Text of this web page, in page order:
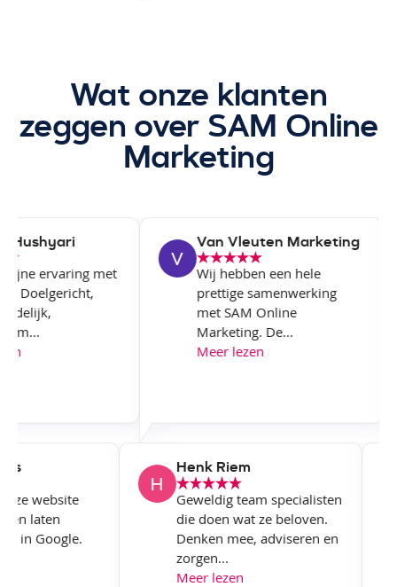
Wat onze klanten
zeggen over SAM Online
Marketing
ervaring met
Doelgericht,
Van Vleuten Marketing
Wij hebben een hele
prettige samenwerking
met SAM Online
Marketing. De...
Meer lezen
onze website
en laten
in Google.
Henk Riem
Geweldig team specialisten
die doen wat ze beloven.
Denken mee, adviseren en
zorgen...
Meer lezen